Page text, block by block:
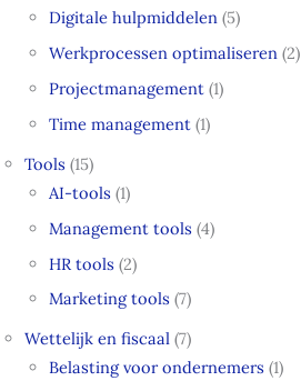
Digitale hulpmiddelen (5)
Werkprocessen optimaliseren (2)
Projectmanagement (1)
Time management (1)
Tools (15)
AI-tools (1)
Management tools (4)
HR tools (2)
Marketing tools (7)
Wettelijk en fiscaal (7)
Belasting voor ondernemers (1)